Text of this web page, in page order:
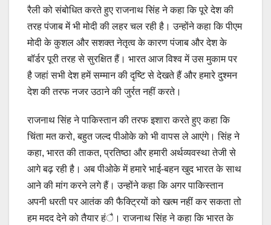
रैली को संबोधित करते हुए राजनाथ सिंह ने कहा कि पूरे देश की
तरह पंजाब में भी मोदी की लहर चल रही है। उन्होंने कहा कि पीएम
मोदी के कुशल और सशक्त नेतृत्व के कारण पंजाब और देश के
बॉर्डर पूरी तरह से सुरक्षित हैं। भारत आज विश्व में उस मुकाम पर
है जहां सभी देश हमें सम्मान की दृष्टि से देखते हैं और हमारे दुश्मन
देश की तरफ नजर उठाने की जुर्रत नहीं करते।
राजनाथ सिंह ने पाकिस्तान की तरफ इशारा करते हुए कहा कि
चिंता मत करो, बहुत जल्द पीओके को भी वापस ले आएंगे। सिंह ने
कहा, भारत की ताकत, प्रतिष्ठा और हमारी अर्थव्यवस्था तेजी से
आगे बढ़ रही है। अब पीओके में हमारे भाई-बहन खुद भारत के साथ
आने की मांग करने लगे हैं। उन्होंने कहा कि अगर पाकिस्तान
अपनी धरती पर आतंक की फैक्ट्रियों को खत्म नहीं कर सकता तो
हम मदद देने को तैयार हंै। राजनाथ सिंह ने कहा कि भारत के